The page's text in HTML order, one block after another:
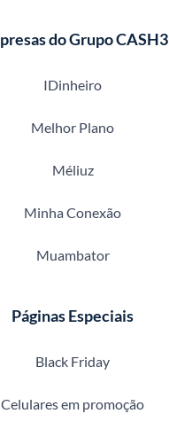
do Grupo CASH3
IDinheiro
Melhor Plano
Méliuz
Minha Conexão
Muambator
Páginas Especiais
Black Friday
Celulares em promoção